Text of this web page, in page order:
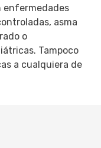
enfermedades
asma
o
Tampoco
a cualquiera de